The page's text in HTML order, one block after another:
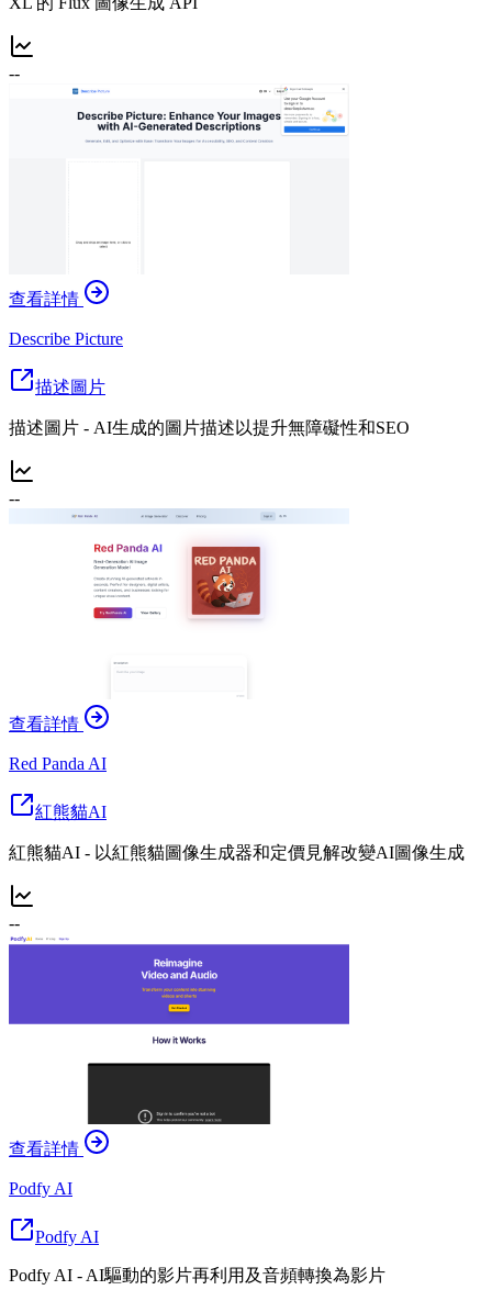
--
查看詳情
Describe Picture
描述圖片
描述圖片 - AI生成的圖片描述以提升無障礙性和SEO
--
查看詳情
Red Panda AI
紅熊貓AI
紅熊貓AI - 以紅熊貓圖像生成器和定價見解改變AI圖像生成
--
查看詳情
Podfy AI
Podfy AI
Podfy AI - AI驅動的影片再利用及音頻轉換為影片